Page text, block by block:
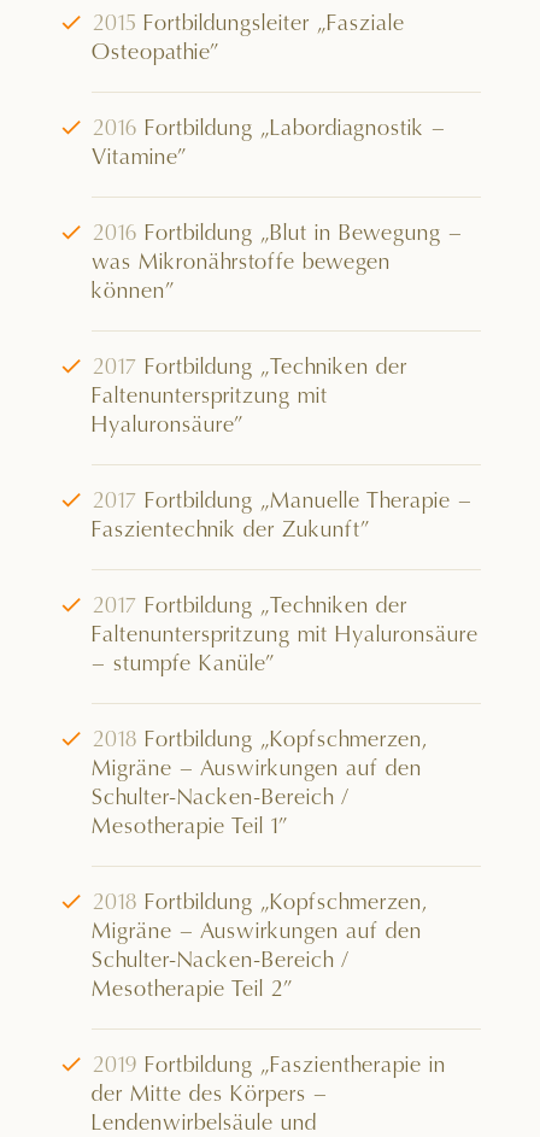
√ 2015 Fortbildungsleiter „Fasziale
Osteopathie”
√ 2016 Fortbildung „Labordiagnostik –
Vitamine”
√ 2016 Fortbildung „Blut in Bewegung –
was Mikronährstoffe bewegen
können”
√ 2017 Fortbildung „Techniken der
Faltenunterspritzung mit
Hyaluronsäure”
√ 2017 Fortbildung „Manuelle Therapie –
Faszientechnik der Zukunft”
√ 2017 Fortbildung „Techniken der
Faltenunterspritzung mit Hyaluronsäure
– stumpfe Kanüle”
√ 2018 Fortbildung „Kopfschmerzen,
Migräne – Auswirkungen auf den
Schulter-Nacken-Bereich /
Mesotherapie Teil 1”
√ 2018 Fortbildung „Kopfschmerzen,
Migräne – Auswirkungen auf den
Schulter-Nacken-Bereich /
Mesotherapie Teil 2”
√ 2019 Fortbildung „Faszientherapie in
der Mitte des Körpers –
Lendenwirbelsäule und